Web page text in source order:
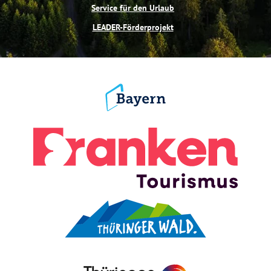
Service für den Urlaub
LEADER-Förderprojekt